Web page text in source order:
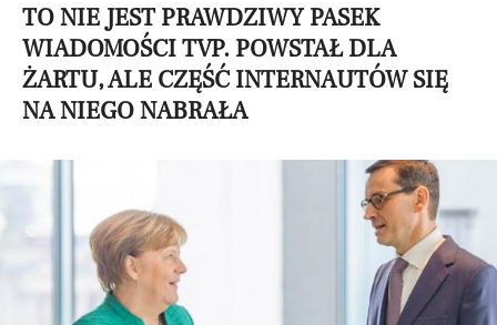
TO NIE JEST PRAWDZIWY PASEK
WIADOMOŚCI TVP. POWSTAŁ DLA
ŻARTU, ALE CZĘŚĆ INTERNAUTÓW SIĘ
NA NIEGO NABRAŁA